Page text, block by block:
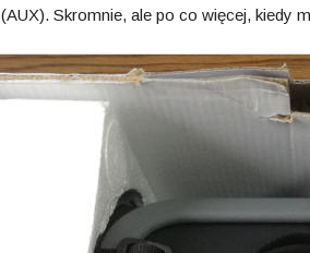
Skromnie, ale po co więcej, kiedy